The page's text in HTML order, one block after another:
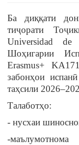
Ба диққати
тиҷорати
Universidad de
Шоҳигарии
Erasmus+
забонҳои
таҳсили
Талаботҳо:
- нусхаи
-